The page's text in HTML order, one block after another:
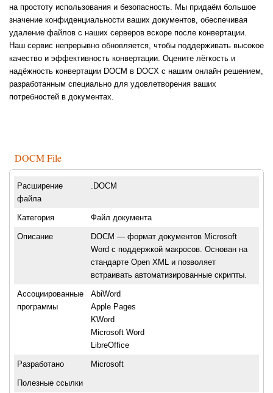
на простоту использования и безопасность. Мы придаём большое
значение конфиденциальности ваших документов, обеспечивая
удаление файлов с наших серверов вскоре после конвертации.
Наш сервис непрерывно обновляется, чтобы поддерживать высокое
качество и эффективность конвертации. Оцените лёгкость и
надёжность конвертации DOCM в DOCX с нашим онлайн решением,
разработанным специально для удовлетворения ваших
потребностей в документах.
DOCM File
Расширение
файла
.DOCM
Категория Файл документа
Описание
DOCM — формат документов Microsoft
Word с поддержкой макросов. Основан на
стандарте Open XML и позволяет
встраивать автоматизированные скрипты.
Ассоциированные
программы
AbiWord
Apple Pages
KWord
Microsoft Word
LibreOffice
Разработано Microsoft
Полезные ссылки